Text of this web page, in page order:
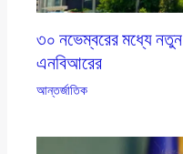
৩০ নভেম্বরের মধ্যে নতুন
এনবিআরের
আন্তর্জাতিক